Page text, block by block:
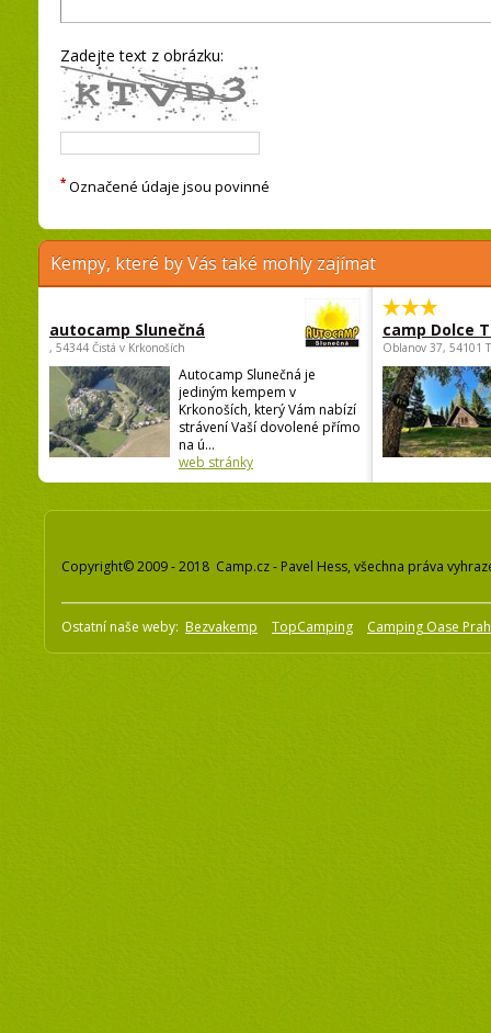
Zadejte text z obrázku:
* Označené údaje jsou povinné
Kempy, které by Vás také mohly zajímat
autocamp Slunečná
, 54344 Čistá v Krkonoších
Autocamp Slunečná je
jediným kempem v
Krkonoších, který Vám nabízí
strávení Vaší dovolené přímo
na ú...
web stránky
camp Dolce
Oblanov 37, 54101
Copyright© 2009 - 2018 Camp.cz - Pavel Hess, všechna práva
Ostatní naše weby: Bezvakemp TopCamping Camping Oase